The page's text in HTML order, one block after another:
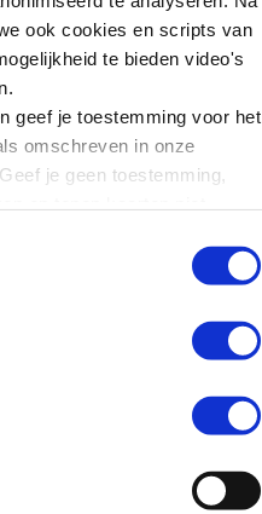
ook cookies en scripts van
te bieden video's
geef je toestemming voor het
omschreven in onze
je geen toestemming,
netwerkmanager
en
plaatsvindt. Dit
zij externe